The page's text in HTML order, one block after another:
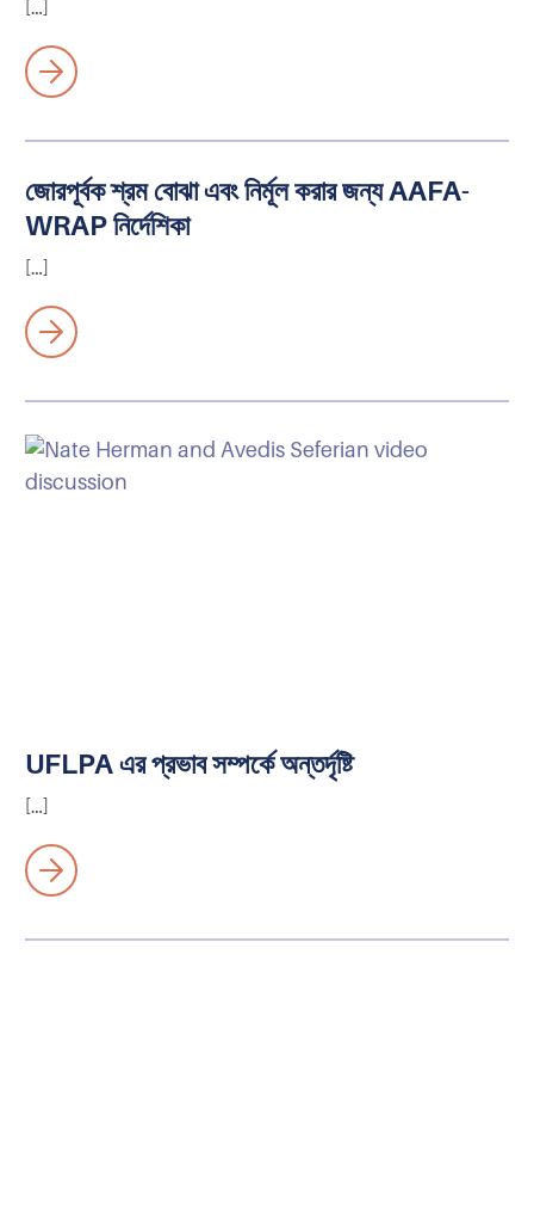
[…]
জোরপূর্বক শ্রম বোঝা এবং নির্মূল করার জন্য AAFA-
WRAP নির্দেশিকা
[…]
UFLPA এর প্রভাব সম্পর্কে অন্তর্দৃষ্টি
[…]